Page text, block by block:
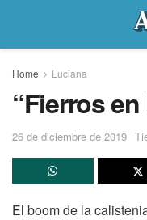
Home Luciana
“Fierros
26 de diciembre de 2019
El boom de la